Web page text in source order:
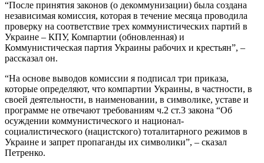
“После принятия законов (о декоммунизации) была создана
независимая комиссия, которая в течение месяца проводила
проверку на соответствие трех коммунистических партий в
Украине – КПУ, Компартии (обновленная) и
Коммунистическая партия Украины рабочих и крестьян”, –
рассказал он.
“На основе выводов комиссии я подписал три приказа,
которые определяют, что компартии Украины, в частности, в
своей деятельности, в наименовании, в символике, уставе и
программе не отвечают требованиям ч.2 ст.3 закона “Об
осуждении коммунистического и национал-
социалистического (нацистского) тоталитарного режимов в
Украине и запрет пропаганды их символики”, – сказал
Петренко.